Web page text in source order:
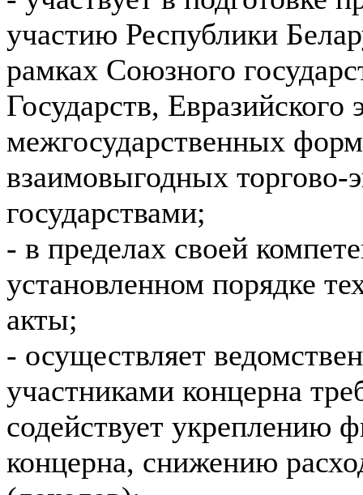
участию Республики
рамках Союзного
Государств,
межгосударственных
взаимовыгодных
государствами;
- в пределах своей
установленном порядке
акты;
- осуществляет
участниками концерна
содействует укреплению
концерна, снижению